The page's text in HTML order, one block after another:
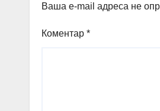
Ваша e-mail адреса не
Коментар *